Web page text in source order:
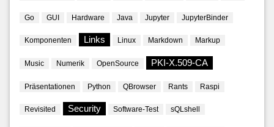
Go GUI Hardware Java Jupyter JupyterBinder
Komponenten Links Linux Markdown Markup
Music Numerik OpenSource PKI-X.509-CA
Präsentationen Python QBrowser Rants Raspi
Revisited Security Software-Test sQLshell